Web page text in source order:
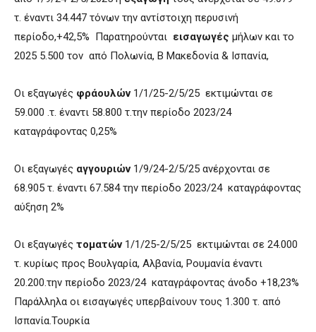
τ. έναντι 34.447 τόνων την αντίστοιχη περυσινή
περίοδο,+42,5% Παρατηρούνται εισαγωγές μήλων και το
2025 5.500 τον από Πολωνία, Β Μακεδονία & Ισπανία,
Οι εξαγωγές φράουλών1/1/25-2/5/25 εκτιμώνται σε
59.000 .τ. έναντι 58.800 τ.την περίοδο 2023/24
καταγράφοντας 0,25%
Οι εξαγωγές αγγουριών1/9/24-2/5/25 ανέρχονται σε
68.905 τ. έναντι 67.584 την περίοδο 2023/24 καταγράφοντας
αύξηση 2%
Οι εξαγωγές τοματών1/1/25-2/5/25 εκτιμώνται σε 24.000
τ. κυρίως προς Βουλγαρία, Αλβανία, Ρουμανία έναντι
20.200.την περίοδο 2023/24 καταγράφοντας άνοδο +18,23%
Παράλληλα οι εισαγωγές υπερβαίνουν τους 1.300 τ. από
Ισπανία.Τουρκία